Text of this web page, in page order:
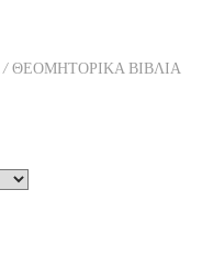
/ΘΕΟΜΗΤΟΡΙΚΑ ΒΙΒΛΙΑ